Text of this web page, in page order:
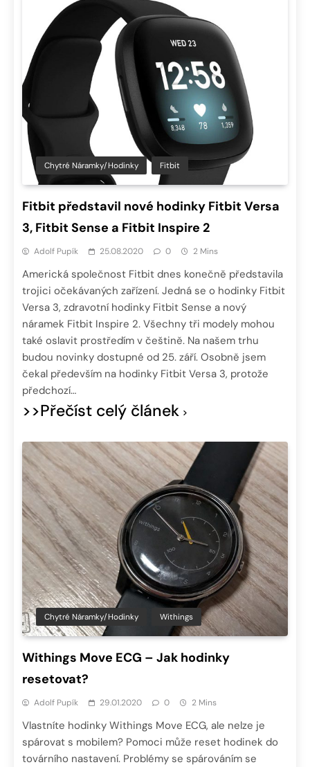
Chytré Náramky/hodinky Fitbit
Fitbit představil nové hodinky Fitbit Versa
3, Fitbit Sense a Fitbit Inspire 2
Adolf Pupík 25.08.2020 0 2 Mins
Americká společnost Fitbit dnes konečně představila
trojici očekávaných zařízení. Jedná se o hodinky Fitbit
Versa 3, zdravotní hodinky Fitbit Sense a nový
náramek Fitbit Inspire 2. Všechny tři modely mohou
také oslavit prostředím v češtině. Na našem trhu
budou novinky dostupné od 25. září. Osobně jsem
čekal především na hodinky Fitbit Versa 3, protože
předchozí…
>>Přečíst celý článek
Chytré Náramky/hodinky Withings
Withings Move ECG – Jak hodinky
resetovat?
Adolf Pupík 29.01.2020 0 2 Mins
Vlastníte hodinky Withings Move ECG, ale nelze je
spárovat s mobilem? Pomoci může reset hodinek do
továrního nastavení. Problémy se spárováním se